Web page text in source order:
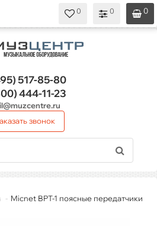
0
0
0
517-85-80
444-11-23
звонок
Micnet BPT-1 поясные передатчики